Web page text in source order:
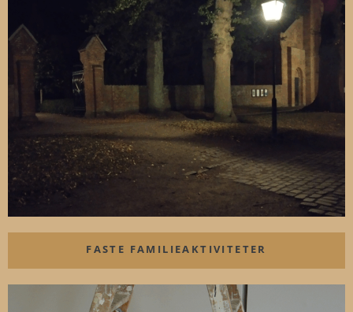
FASTE FAMILIEAKTIVITETER